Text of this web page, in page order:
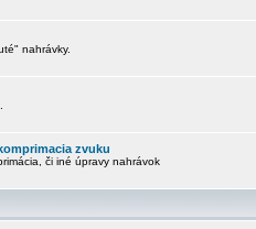
nahrávky.
zvuku
či iné úpravy nahrávok